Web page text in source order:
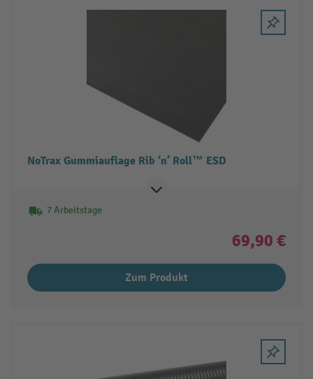
NoTrax Gummiauflage Rib ‘n’ Roll™ ESD
7 Arbeitstage
69,90 €
Zum Produkt